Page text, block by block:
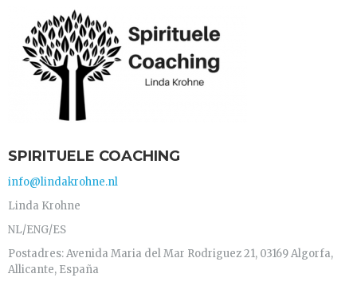
SPIRITUELE COACHING
info@lindakrohne.nl
Linda Krohne
NL/ENG/ES
Postadres: Avenida Maria del Mar Rodriguez 21, 03169 Algorfa,
Allicante, España